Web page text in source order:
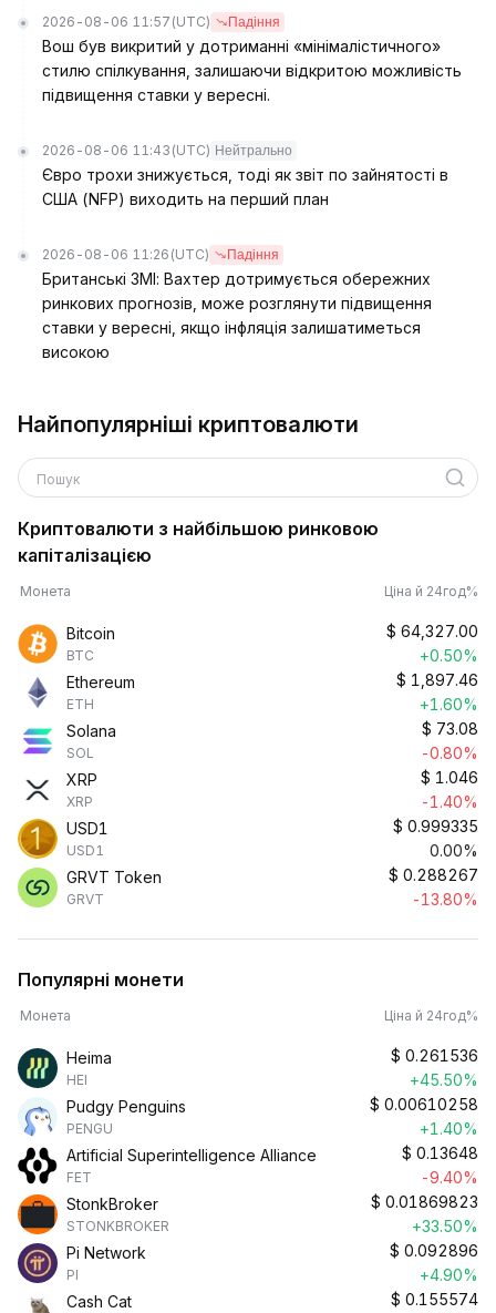
2026-08-06 11:57 (UTC) Падіння
Вош був викритий у дотриманні «мінімалістичного»
стилю спілкування, залишаючи відкритою можливість
підвищення ставки у вересні.
2026-08-06 11:43 (UTC) Нейтрально
Євро трохи знижується, тоді як звіт по зайнятості в
США (NFP) виходить на перший план
2026-08-06 11:26 (UTC) Падіння
Британські ЗМІ: Вахтер дотримується обережних
ринкових прогнозів, може розглянути підвищення
ставки у вересні, якщо інфляція залишатиметься
високою
Найпопулярніші криптовалюти
Пошук
Криптовалюти з найбільшою ринковою
капіталізацією
Монета Ціна й 24год%
Bitcoin
BTC
$ 64,327.00
+0.50%
Ethereum
ETH
$ 1,897.46
+1.60%
Solana
SOL
$ 73.08
-0.80%
XRP
XRP
$ 1.046
-1.40%
USD1
USD1
$ 0.999335
0.00%
GRVT Token
GRVT
$ 0.288267
-13.80%
Популярні монети
Монета Ціна й 24год%
Heima
HEI
$ 0.261536
+45.50%
Pudgy Penguins
PENGU
$ 0.00610258
+1.40%
Artificial Superintelligence Alliance
FET
$ 0.13648
-9.40%
StonkBroker
STONKBROKER
$ 0.01869823
+33.50%
Pi Network
PI
$ 0.092896
+4.90%
Cash Cat
$ 0.155574